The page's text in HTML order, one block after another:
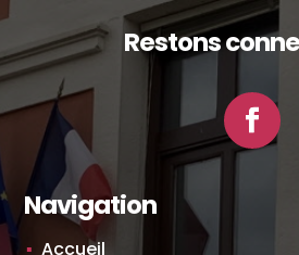
Restons
Navigation
Accueil